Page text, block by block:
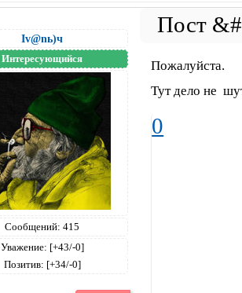
Iv@nь)ч
Интересующийся
Сообщений: 415
Уважение: [+43/-0]
Позитив: [+34/-0]
Пожалуйста.
Тут дело не
0